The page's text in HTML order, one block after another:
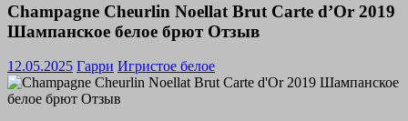
Champagne Cheurlin Noellat Brut Carte d’Or 2019
Шампанское белое брют Отзыв
12.05.2025 Гарри Игристое белое